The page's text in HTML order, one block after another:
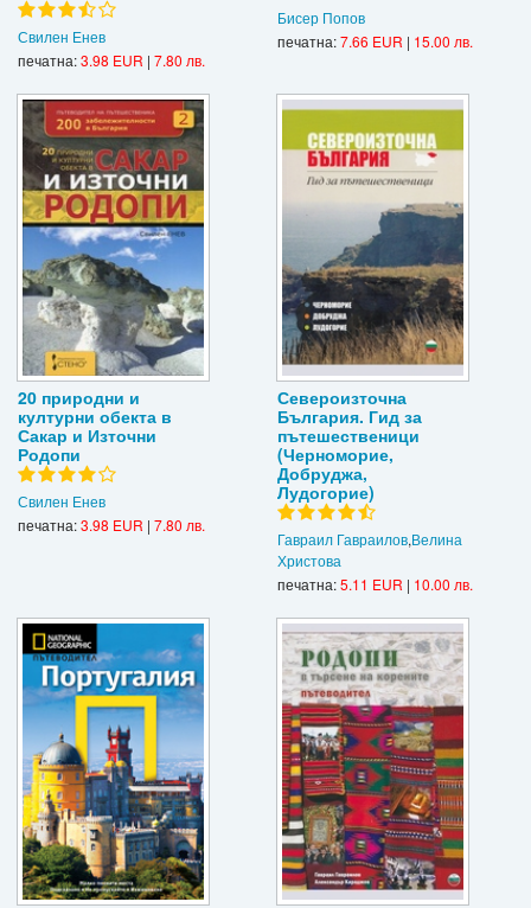
Свилен Енев
печатна:3.98 EUR | 7.80 лв.
Бисер Попов
печатна:7.66 EUR | 15.00 лв.
20 природни и
културни обекта в
Сакар и Източни
Родопи
Свилен Енев
печатна:3.98 EUR | 7.80 лв.
Североизточна
България. Гид за
пътешественици
(Черноморие,
Добруджа,
Лудогорие)
Гавраил Гавраилов,Велина
Христова
печатна:5.11 EUR | 10.00 лв.